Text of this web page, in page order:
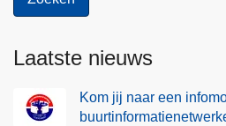
Laatste nieuws
Kom jij naar een